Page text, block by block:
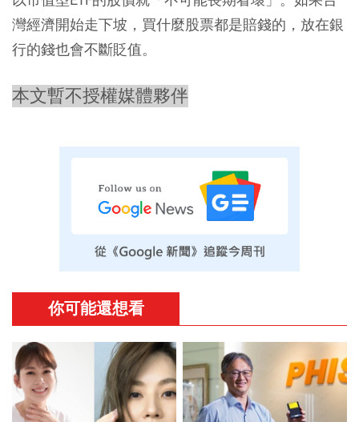
灣經濟開始走下坡，買什麼股票都是賠錢的，放在銀
行的錢也會不斷貶值。
本文暫不授權媒體夥伴